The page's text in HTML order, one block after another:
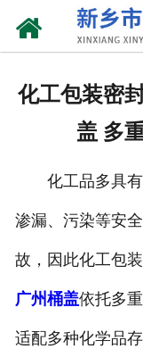
化工包装密
盖 多
化工品多具有
渗漏、污染等安
故，因此化工包
广州桶盖依托多
适配多种化学品